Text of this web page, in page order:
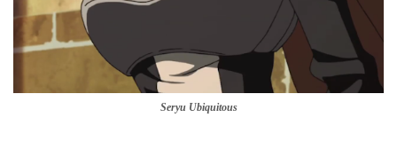
Seryu Ubiquitous